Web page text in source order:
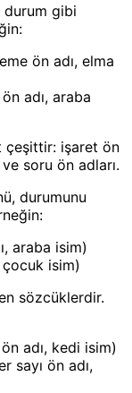
durum gibi
ön adı, elma
adı, araba
çeşittir: işaret ön
soru ön adları.
durumunu
araba isim)
çocuk isim)
sözcüklerdir.
adı, kedi isim)
sayı ön adı,